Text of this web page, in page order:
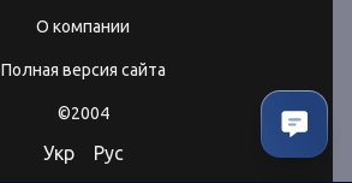
О компании
Полная версия сайта
©2004
Укр Рус